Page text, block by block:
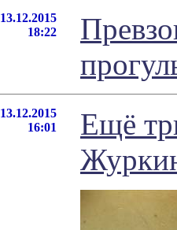
13.12.2015
18:22
13.12.2015
16:01
Ещё